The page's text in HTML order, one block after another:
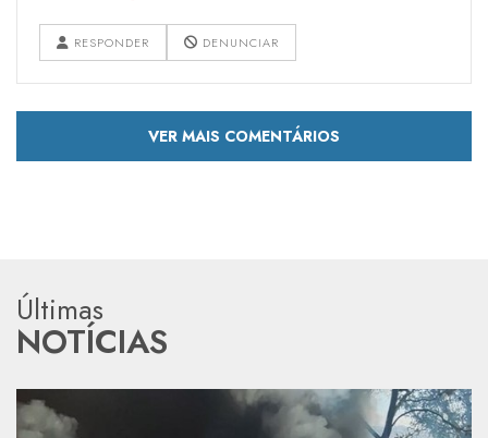
RESPONDER DENUNCIAR
VER MAIS COMENTÁRIOS
Últimas
NOTÍCIAS